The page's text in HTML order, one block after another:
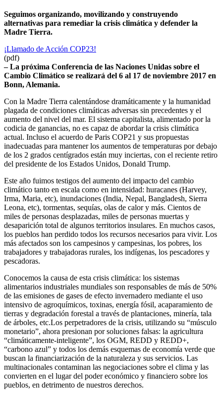
Seguimos organizando, movilizando y construyendo
alternativas para remediar la crisis climática y defender la
Madre Tierra.
¡Llamado de Acción COP23!
(pdf)
– La próxima Conferencia de las Naciones Unidas sobre el
Cambio Climático se realizará del 6 al 17 de noviembre 2017 en
Bonn, Alemania.
Con la Madre Tierra calentándose dramáticamente y la humanidad
plagada de condiciones climáticas adversas sin precedentes y el
aumento del nivel del mar. El sistema capitalista, alimentado por la
codicia de ganancias, no es capaz de abordar la crisis climática
actual. Incluso el acuerdo de Paris COP21 y sus propuestas
inadecuadas para mantener los aumentos de temperaturas por debajo
de los 2 grados centígrados están muy inciertas, con el reciente retiro
del presidente de los Estados Unidos, Donald Trump.
Este año fuimos testigos del aumento del impacto del cambio
climático tanto en escala como en intensidad: huracanes (Harvey,
Irma, Maria, etc), inundaciones (India, Nepal, Bangladesh, Sierra
Leona, etc), tormentas, sequías, olas de calor y más. Cientos de
miles de personas desplazadas, miles de personas muertas y
desaparición total de algunos territorios insulares. En muchos casos,
los pueblos han perdido todos los recursos necesarios para vivir. Los
más afectados son los campesinos y campesinas, los pobres, los
trabajadores y trabajadoras rurales, los indígenas, los pescadores y
pescadoras.
Conocemos la causa de esta crisis climática: los sistemas
alimentarios industriales mundiales son responsables de más de 50%
de las emisiones de gases de efecto invernadero mediante el uso
intensivo de agroquímicos, toxinas, energía fósil, acaparamiento de
tierras y degradación forestal a través de plantaciones, minería, tala
de árboles, etc.Los perpetradores de la crisis, utilizando su “músculo
monetario”, ahora presionan por soluciones falsas: la agricultura
“climáticamente-inteligente”, los OGM, REDD y REDD+,
“carbono azul” y todos los demás esquemas de economía verde que
buscan la financiarización de la naturaleza y sus servicios. Las
multinacionales contaminan las negociaciones sobre el clima y las
convierten en el lugar del poder económico y financiero sobre los
pueblos, en detrimento de nuestros derechos.